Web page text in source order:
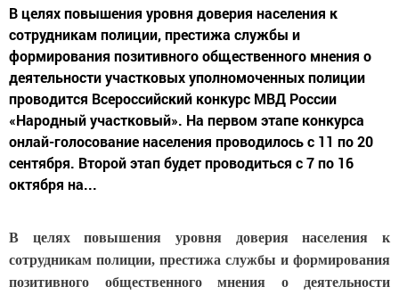
В целях повышения уровня доверия населения к
сотрудникам полиции, престижа службы и
формирования позитивного общественного мнения о
деятельности участковых уполномоченных полиции
проводится Всероссийский конкурс МВД России
«Народный участковый». На первом этапе конкурса
онлай-голосование населения проводилось с 11 по 20
сентября. Второй этап будет проводиться с 7 по 16
октября на...
В целях повышения уровня доверия населения к
сотрудникам полиции, престижа службы и формирования
позитивного общественного мнения о деятельности